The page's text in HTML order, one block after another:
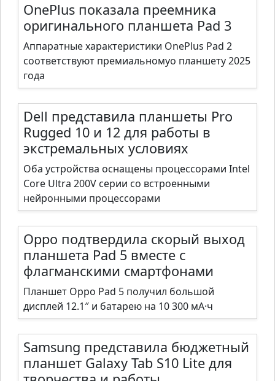
OnePlus показала преемника
оригинального планшета Pad 3
Аппаратные характеристики OnePlus Pad 2
соответствуют премиальномуо планшету 2025
года
Dell представила планшеты Pro
Rugged 10 и 12 для работы в
экстремальных условиях
Оба устройства оснащены процессорами Intel
Core Ultra 200V серии со встроенными
нейронными процессорами
Oppo подтвердила скорый выход
планшета Pad 5 вместе с
флагманскими смартфонами
Планшет Oppo Pad 5 получил большой
дисплей 12.1″ и батарею на 10 300 мА·ч
Samsung представила бюджетный
планшет Galaxy Tab S10 Lite для